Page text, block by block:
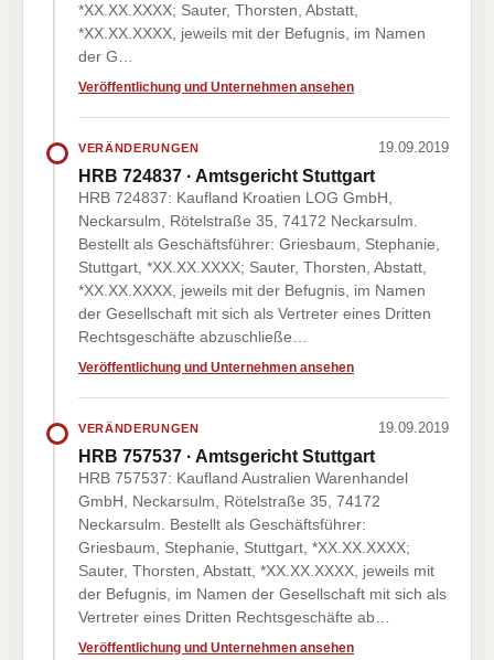
*XX.XX.XXXX; Sauter, Thorsten, Abstatt,
*XX.XX.XXXX, jeweils mit der Befugnis, im Namen
der G…
Veröffentlichung und Unternehmen ansehen
VERÄNDERUNGEN 19.09.2019
HRB 724837 · Amtsgericht Stuttgart
HRB 724837: Kaufland Kroatien LOG GmbH,
Neckarsulm, Rötelstraße 35, 74172 Neckarsulm.
Bestellt als Geschäftsführer: Griesbaum, Stephanie,
Stuttgart, *XX.XX.XXXX; Sauter, Thorsten, Abstatt,
*XX.XX.XXXX, jeweils mit der Befugnis, im Namen
der Gesellschaft mit sich als Vertreter eines Dritten
Rechtsgeschäfte abzuschließe…
Veröffentlichung und Unternehmen ansehen
VERÄNDERUNGEN 19.09.2019
HRB 757537 · Amtsgericht Stuttgart
HRB 757537: Kaufland Australien Warenhandel
GmbH, Neckarsulm, Rötelstraße 35, 74172
Neckarsulm. Bestellt als Geschäftsführer:
Griesbaum, Stephanie, Stuttgart, *XX.XX.XXXX;
Sauter, Thorsten, Abstatt, *XX.XX.XXXX, jeweils mit
der Befugnis, im Namen der Gesellschaft mit sich als
Vertreter eines Dritten Rechtsgeschäfte ab…
Veröffentlichung und Unternehmen ansehen